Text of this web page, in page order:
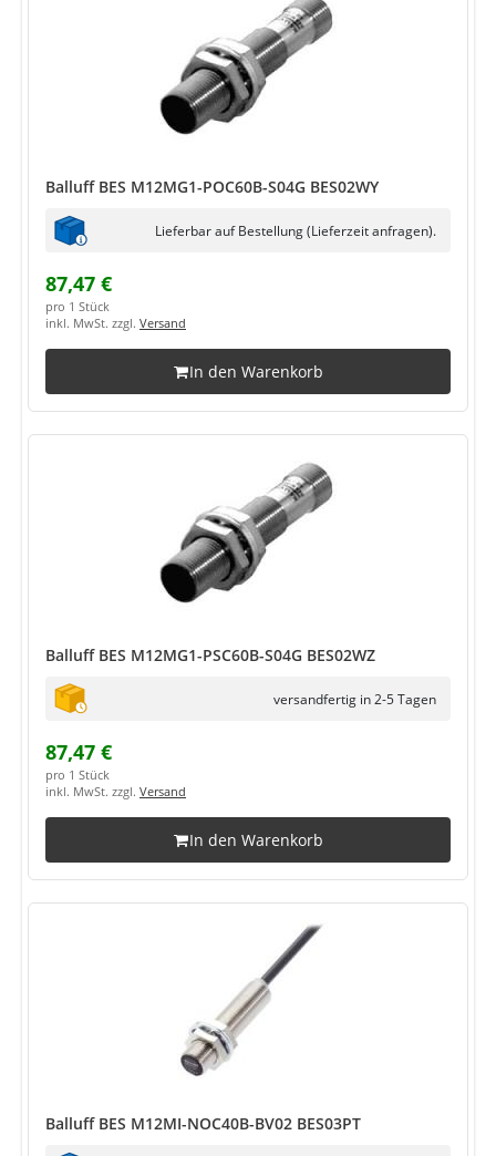
Balluff BES M12MG1-POC60B-S04G BES02WY
Lieferbar auf Bestellung (Lieferzeit anfragen).
87,47 €
pro 1 Stück
inkl. MwSt. zzgl. Versand
In den Warenkorb
Balluff BES M12MG1-PSC60B-S04G BES02WZ
versandfertig in 2-5 Tagen
87,47 €
pro 1 Stück
inkl. MwSt. zzgl. Versand
In den Warenkorb
Balluff BES M12MI-NOC40B-BV02 BES03PT